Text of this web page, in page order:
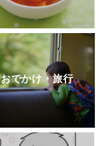
おでかけ・旅行